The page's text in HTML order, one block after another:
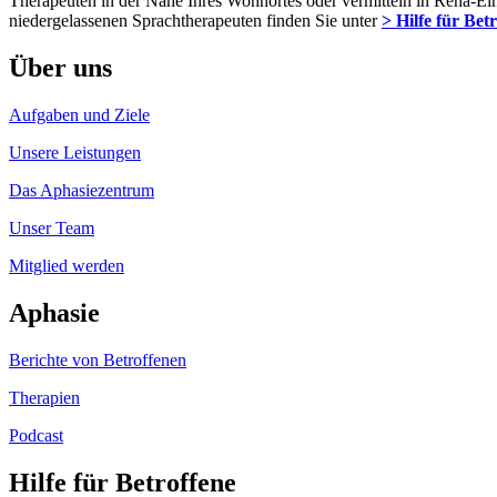
niedergelassenen Sprachtherapeuten finden Sie unter> Hilfe für
Über uns
Aufgaben und Ziele
Unsere Leistungen
Das Aphasiezentrum
Unser Team
Mitglied werden
Aphasie
Berichte von Betroffenen
Therapien
Podcast
Hilfe für Betroffene